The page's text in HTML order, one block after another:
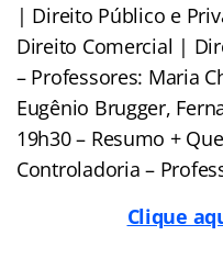
| Direito Público e
Direito Comercial |
– Professores: Maria
Eugênio Brugger,
19h30 – Resumo +
Controladoria –
Clique